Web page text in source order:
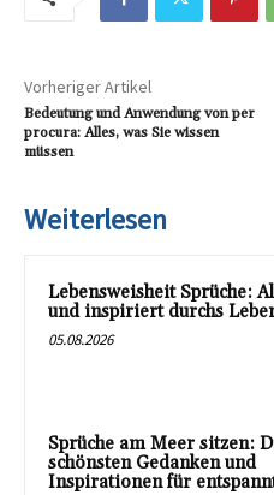
Vorheriger Artikel
Bedeutung und Anwendung von per
procura: Alles, was Sie wissen
müssen
Weiterlesen
Lebensweisheit Sprüche:
und inspiriert durchs
05.08.2026
Sprüche am Meer sitzen:
schönsten Gedanken und
Inspirationen für